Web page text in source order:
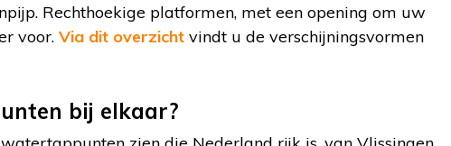
Rechthoekige platformen, met een opening om uw
voor. Via dit overzicht vindt u de verschijningsvormen
bij elkaar?